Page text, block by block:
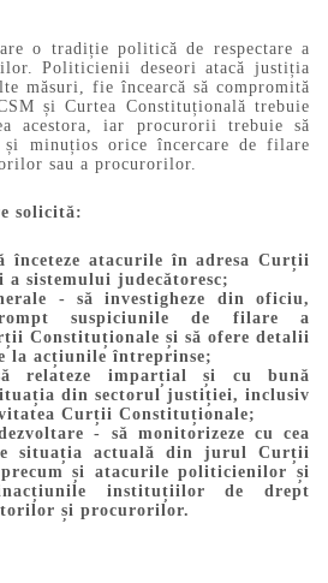
o tradiție politică de respectare a
Politicienii deseori atacă justiția
măsuri, fie încearcă să compromită
și Curtea Constituțională trebuie
acestora, iar procurorii trebuie să
minuțios orice încercare de filare
sau a procurorilor.
solicită:
înceteze atacurile în adresa Curții
a sistemului judecătoresc;
- să investigheze din oficiu,
suspiciunile de filare a
Constituționale și să ofere detalii
la acțiunile întreprinse;
relateze imparțial și cu bună
din sectorul justiției, inclusiv
Curții Constituționale;
- să monitorizeze cu cea
situația actuală din jurul Curții
și atacurile politicienilor și
instituțiilor de drept
și procurorilor.